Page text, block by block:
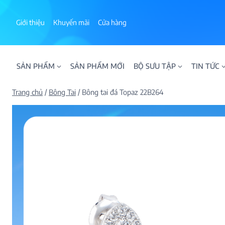
Giới thiệu Khuyến mãi Cửa hàng
SẢN PHẨM SẢN PHẨM MỚI BỘ SƯU TẬP TIN TỨC
Trang chủ / Bông Tai / Bông tai đá Topaz 22B264